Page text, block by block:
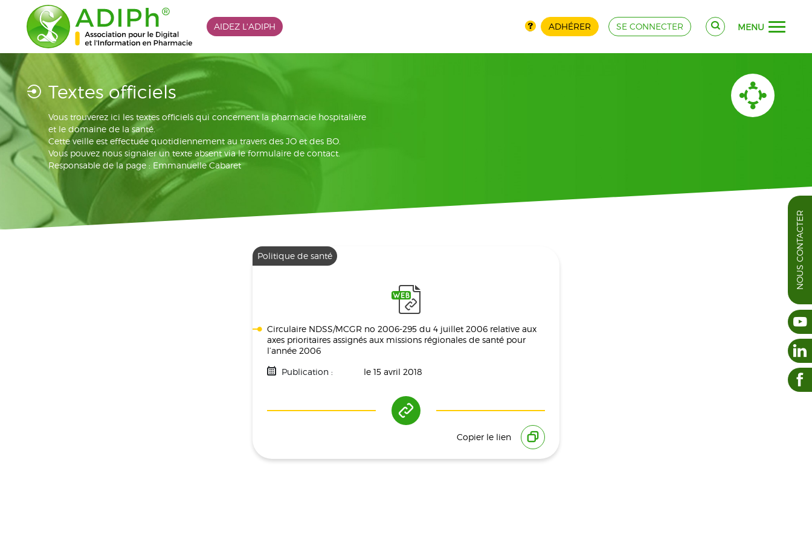
AIDEZ L'ADIPH ADHÉRER SE CONNECTER MENU
Textes officiels
Vous trouverez ici les textes officiels qui concernent la pharmacie hospitalière
et le domaine de la santé.
Cette veille est effectuée quotidiennement au travers des JO et des BO.
Vous pouvez nous signaler un texte absent via le formulaire de contact.
Responsable de la page : Emmanuelle Cabaret
Politique de santé
Circulaire NDSS/MCGR no 2006-295 du 4 juillet 2006 relative aux
axes prioritaires assignés aux missions régionales de santé pour
l’année 2006
Publication :
le 15 avril 2018
Politique De Santé
Copier le lien
NOUS CONTACTER